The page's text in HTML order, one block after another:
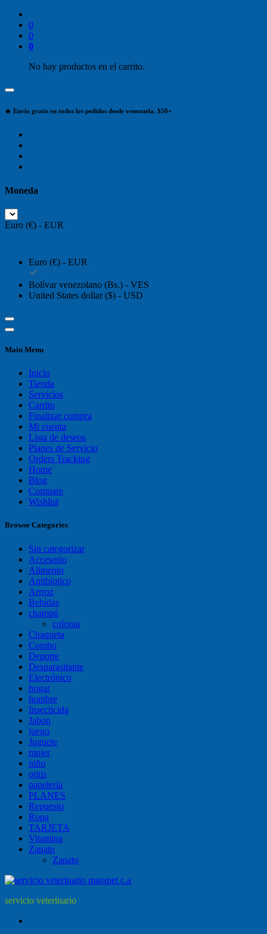
0
0
0
No hay productos en el carrito.
🔥 Envío gratis en todos los pedidos desde venezuela. $50+
Moneda
Euro (€) - EUR
Euro (€) - EUR
Bolívar venezolano (Bs.) - VES
United States dollar ($) - USD
Main Menu
Inicio
Tienda
Servicios
Carrito
Finalizar compra
Mi cuenta
Lista de deseos
Planes de Servicio
Orders Tracking
Home
Blog
Compare
Wishlist
Browse Categories
Sin categorizar
Accesorio
Alimento
Antibiotico
Arrroz
Bebidas
champú
colonia
Chaqueta
Combo
Deporte
Desparasitante
Electrónico
hogar
hombre
Insecticida
Jabon
juego
Juguete
mujer
niño
otitis
papelería
PLANES
Repuesto
Ropa
TARJETA
Vitamina
Zapato
Zapato
servicio veterinario